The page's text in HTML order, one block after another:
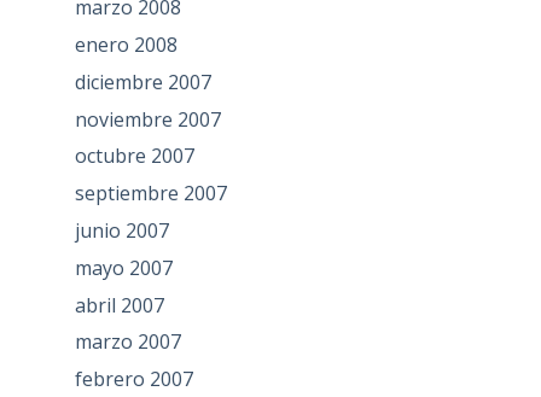
marzo 2008
enero 2008
diciembre 2007
noviembre 2007
octubre 2007
septiembre 2007
junio 2007
mayo 2007
abril 2007
marzo 2007
febrero 2007